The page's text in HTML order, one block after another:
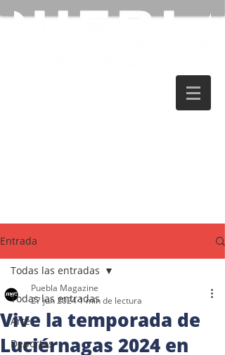
Entrada
Todas las entradas
Arte
Deportes
Todas las entradas
Vive la temporada de
Luciérnagas 2024 en
Puebla Magazine
27 jun 20241 min de lectura